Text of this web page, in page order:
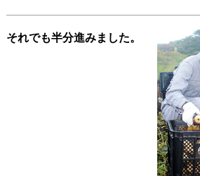
それでも半分進みました。